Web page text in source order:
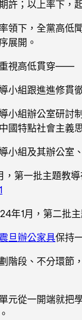
許；以上率下，
領下，全黨高低
展開。
視高低貫穿——
小組跟進進修貫
小組辦公室研討
國特點社會主義
小組及其辦公室
第一批主題教
年1月，第二批
震旦辦公家具保持
階段、不分環節
元從一開端就把